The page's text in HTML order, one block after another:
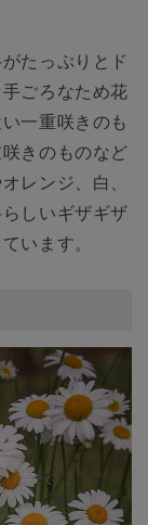
たっぷりとド
ごろなため花
一重咲きのも
きのものなど
レンジ、白、
しいギザギザ
います。